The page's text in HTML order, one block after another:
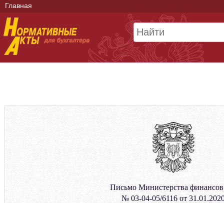
Главная
Письмо Министерства
№ 03-04-05/6116 от